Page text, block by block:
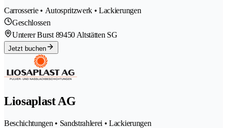
Carrosserie • Autospritzwerk • Lackierungen
Geschlossen
Unterer Burst 89450 Altstätten SG
Jetzt buchen
Liosaplast AG
Beschichtungen • Sandstrahlerei • Lackierungen